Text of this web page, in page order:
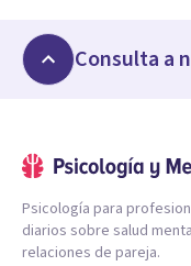
Consulta a
Psicología para
diarios sobre salud
relaciones de pareja.